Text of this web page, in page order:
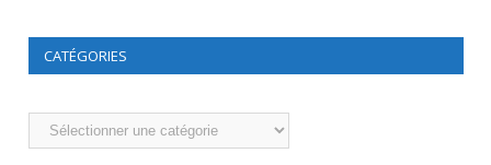
CATÉGORIES
Catégories